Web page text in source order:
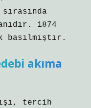
1874
basılmıştır.
akıma
tercih